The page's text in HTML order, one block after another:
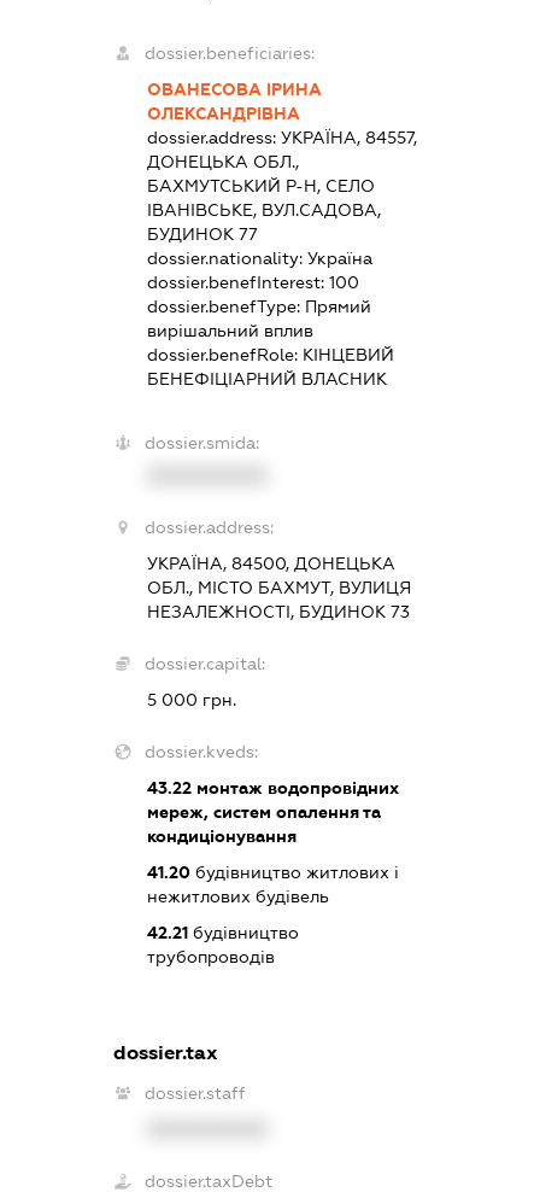
dossier.beneficiaries:
ОВАНЕСОВА ІРИНА
ОЛЕКСАНДРІВНА
dossier.address:УКРАЇНА, 84557,
ДОНЕЦЬКА ОБЛ.,
БАХМУТСЬКИЙ Р-Н, СЕЛО
ІВАНІВСЬКЕ, ВУЛ.САДОВА,
БУДИНОК 77
dossier.nationality:Україна
dossier.benefInterest:100
dossier.benefType: Прямий
вирішальний вплив
dossier.benefRole: КІНЦЕВИЙ
БЕНЕФІЦІАРНИЙ ВЛАСНИК
dossier.smida:
dossier.address:
УКРАЇНА, 84500, ДОНЕЦЬКА
ОБЛ., МІСТО БАХМУТ, ВУЛИЦЯ
НЕЗАЛЕЖНОСТІ, БУДИНОК 73
dossier.capital:
5 000 грн.
dossier.kveds:
43.22 монтаж водопровідних
мереж, систем опалення та
кондиціонування
41.20 будівництво житлових і
нежитлових будівель
42.21 будівництво
трубопроводів
dossier.tax
dossier.staff
dossier.taxDebt